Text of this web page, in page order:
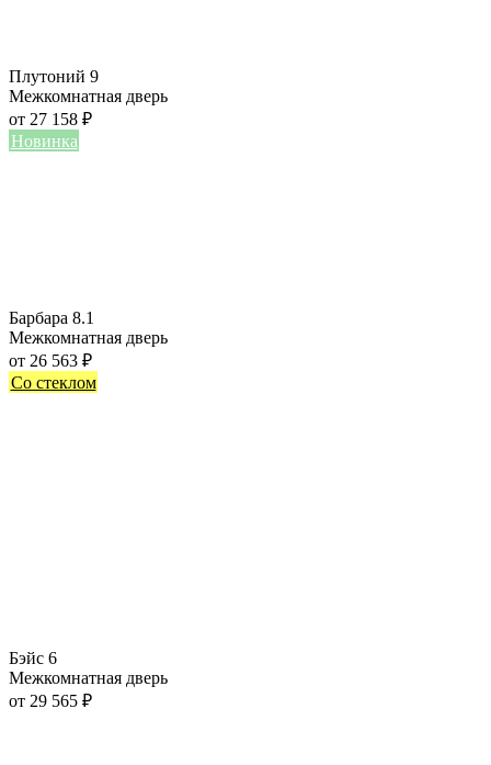
Плутоний 9
Межкомнатная дверь
от 27 158 ₽
Новинка
Барбара 8.1
Межкомнатная дверь
от 26 563 ₽
Со стеклом
Бэйс 6
Межкомнатная дверь
от 29 565 ₽